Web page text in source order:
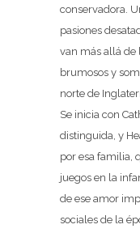
conservadora.
pasiones
van más allá de
brumosos y
norte de
Se inicia con
distinguida, y
por esa familia,
juegos en la
de ese amor
sociales de la